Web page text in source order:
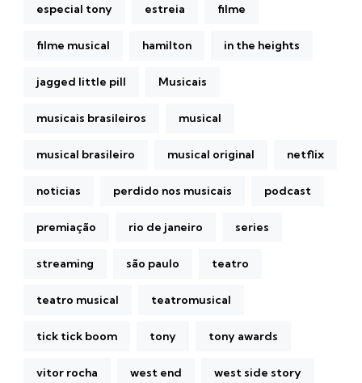
especial tony estreia filme
filme musical hamilton in the heights
jagged little pill Musicais
musicais brasileiros musical
musical brasileiro musical original netflix
noticias perdido nos musicais podcast
premiação rio de janeiro series
streaming são paulo teatro
teatro musical teatromusical
tick tick boom tony tony awards
vitor rocha west end west side story